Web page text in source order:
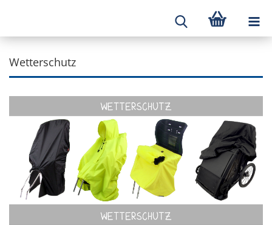
Wetterschutz